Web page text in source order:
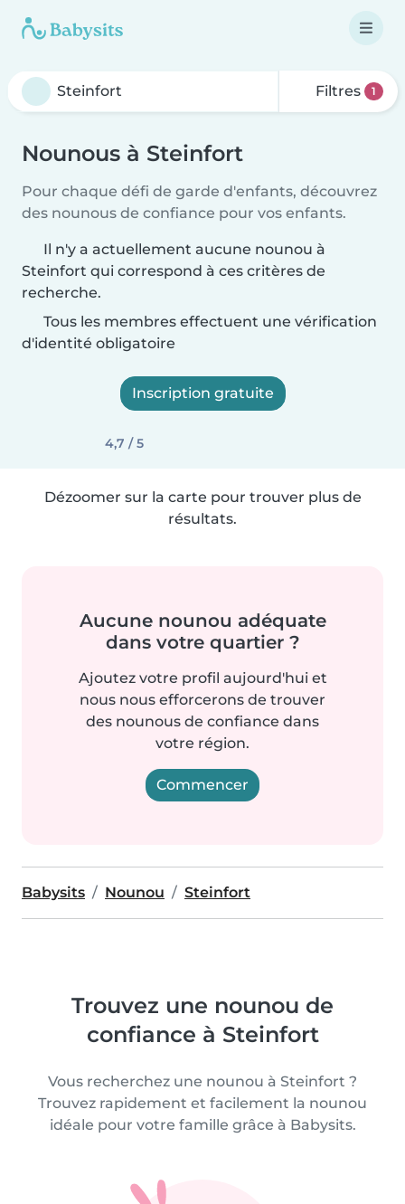
Filtres 1
Nounous à Steinfort
Pour chaque défi de garde d'enfants, découvrez
des nounous de confiance pour vos enfants.
Il n'y a actuellement aucune nounou à
Steinfort qui correspond à ces critères de
recherche.
Tous les membres effectuent une vérification
d'identité obligatoire
Inscription gratuite
4,7 / 5
Dézoomer sur la carte pour trouver plus de
résultats.
Aucune nounou adéquate
dans votre quartier ?
Ajoutez votre profil aujourd'hui et
nous nous efforcerons de trouver
des nounous de confiance dans
votre région.
Commencer
Babysits Nounou Steinfort
Trouvez une nounou de
confiance à Steinfort
Vous recherchez une nounou à Steinfort ?
Trouvez rapidement et facilement la nounou
idéale pour votre famille grâce à Babysits.